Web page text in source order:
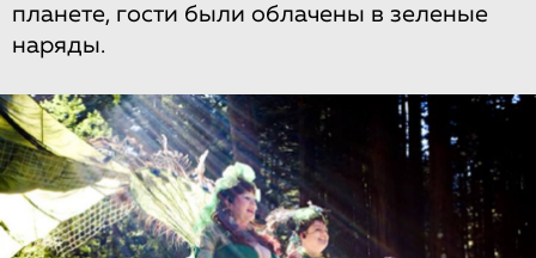
планете, гости были облачены в зеленые
наряды.